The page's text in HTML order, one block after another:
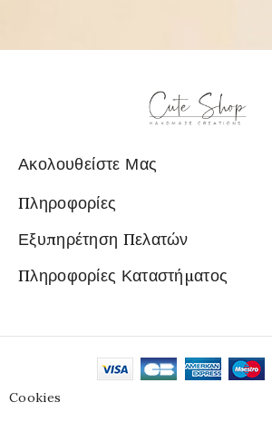
Ακολουθείστε Μας
Πληροφορίες
Εξυπηρέτηση Πελατών
Πληροφορίες Καταστήματος
Cookies